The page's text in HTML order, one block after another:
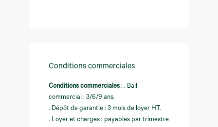
Conditions commerciales
Conditions commerciales : . Bail
commercial : 3/6/9 ans.
. Dépôt de garantie : 3 mois de loyer HT.
. Loyer et charges : payables par trimestre